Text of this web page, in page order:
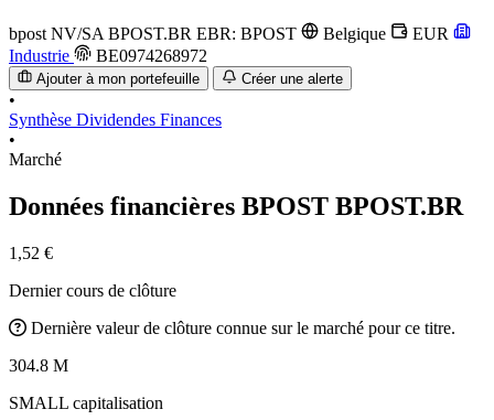
bpost NV/SA BPOST.BR EBR: BPOST Belgique
EUR
Industrie
BE0974268972
Ajouter à mon portefeuille Créer une alerte
•
Synthèse Dividendes Finances
•
Marché
Données financières BPOST BPOST.BR
1,52 €
Dernier cours de clôture
Dernière valeur de clôture connue sur le marché pour ce titre.
304.8 M
SMALL capitalisation